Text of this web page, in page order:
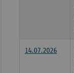
14.07.2026